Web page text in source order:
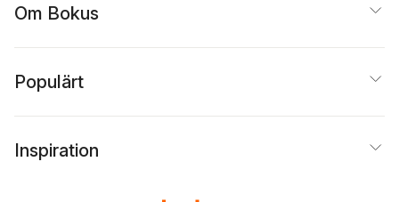
Om Bokus
Populärt
Inspiration